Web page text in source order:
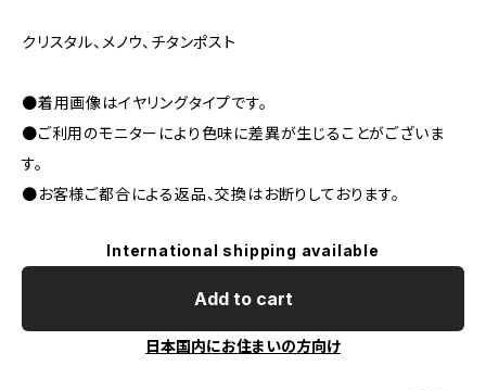
クリスタル、メノウ、チタンポスト
●着用画像はイヤリングタイプです。
●ご利用のモニターにより色味に差異が生じることがございま
す。
●お客様ご都合による返品、交換はお断りしております。
International shipping available
Add to cart
日本国内にお住まいの方向け